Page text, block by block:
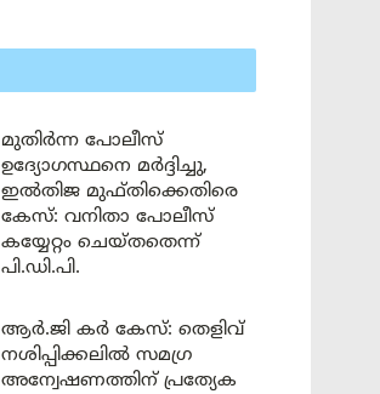
മുതിർന്ന പോലീസ്
ഉദ്യോഗസ്ഥനെ മർദ്ദിച്ചു,
ഇൽതിജ മുഫ്തിക്കെതിരെ
കേസ്: വനിതാ പോലീസ്
കയ്യേറ്റം ചെയ്തതെന്ന്
പി.ഡി.പി.
ആർ.ജി കർ കേസ്: തെളിവ്
നശിപ്പിക്കലിൽ സമഗ്ര
അന്വേഷണത്തിന് പ്രത്യേക